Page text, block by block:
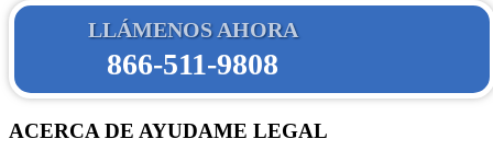
LLÁMENOS AHORA
866-511-9808
ACERCA DE AYUDAME LEGAL